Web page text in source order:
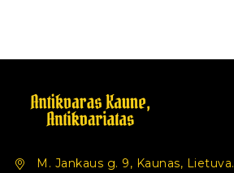
M. Jankaus g. 9, Kaunas, Lietuva.